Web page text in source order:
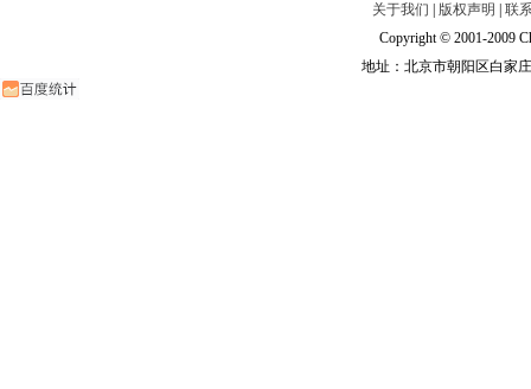
关于我们 版权声明
联
Copyright © 2001-2009
地址：北京市朝阳区白家